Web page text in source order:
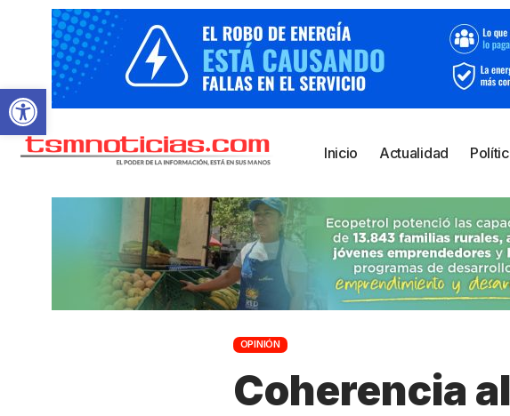
Abrir barra de herramientas
Inicio Actualidad
OPINIÓN
Coherencia